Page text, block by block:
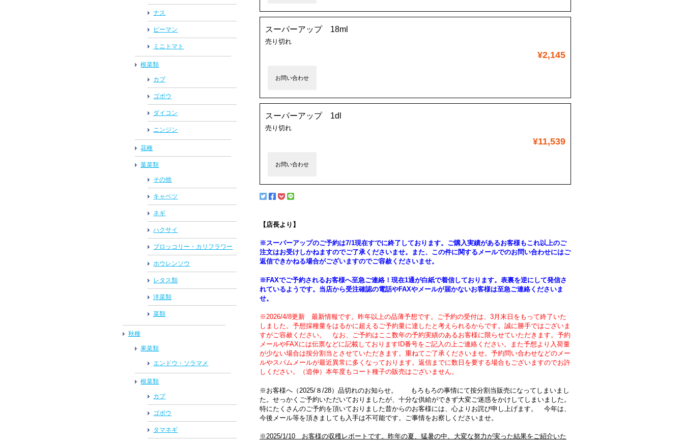
スーパーアップ 18ml
売り切れ
¥2,145
お問い合わせ
スーパーアップ 1dl
売り切れ
¥11,539
お問い合わせ
【店長より】
※スーパーアップのご予約は7/1現在すでに終了しております。ご購入実績があるお客様もこれ以上のご
注文はお受けしかねますのでご了承くださいませ。また、この件に関するメールでのお問い合わせにはご
返信できかねる場合がございますのでご容赦くださいませ。
※FAXでご予約されるお客様へ至急ご連絡！現在1通が白紙で着信しております。表裏を逆にして発信さ
れているようです。当店から受注確認の電話やFAXやメールが届かないお客様は至急ご連絡くださいま
せ。
※2026/4/8更新 最新情報です。昨年以上の品薄予想です。ご予約の受付は、3月末日をもって終了いた
しました。予想採種量をはるかに超えるご予約量に達したと考えられるからです。誠に勝手ではございま
すがご容赦ください。 なお、ご予約はここ数年の予約実績のあるお客様に限らせていただきます。予約
メールやFAXには伝票などに記載しておりますID番号をご記入の上ご連絡ください。また予想より入荷量
が少ない場合は按分割当とさせていただきます。重ねてご了承くださいませ。予約問い合わせなどのメー
ルやスパムメールが最近異常に多くなっております。返信までに数日を要する場合もございますのでお許
しください。（追伸）本年度もコート種子の販売はございません。
※お客様へ（2025/８/28）品切れのお知らせ。 もろもろの事情にて按分割当販売になってしまいまし
た。せっかくご予約いただいておりましたが、十分な供給ができず大変ご迷惑をかけしてしまいました。
特にたくさんのご予約を頂いておりました昔からのお客様には、心よりお詫び申し上げます。 今年は、
今後メール等を頂きましても入手は不可能です。ご事情をお察しくださいませ。
※2025/1/10 お客様の収穫レポートです。昨年の夏、猛暑の中、大変な努力が実った結果をご紹介いた
ナス
ピーマン
ミニトマト
根菜類
カブ
ゴボウ
ダイコン
ニンジン
花種
葉菜類
その他
キャベツ
ネギ
ハクサイ
ブロッコリー・カリフラワー
ホウレンソウ
レタス類
洋菜類
菜類
秋種
果菜類
エンドウ・ソラマメ
根菜類
カブ
ゴボウ
タマネギ